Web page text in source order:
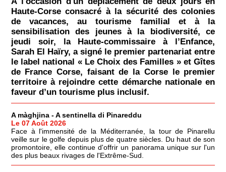
Haute-Corse consacré à la sécurité des colonies
de vacances, au tourisme familial et à la
sensibilisation des jeunes à la biodiversité, ce
jeudi soir, la Haute-commissaire à l’Enfance,
Sarah El Haïry, a signé le premier partenariat entre
le label national « Le Choix des Familles » et Gîtes
de France Corse, faisant de la Corse le premier
territoire à rejoindre cette démarche nationale en
faveur d’un tourisme plus inclusif.
A màghjina - A sentinella di Pinareddu
Le 07 Août 2026
Face à l'immensité de la Méditerranée, la tour de Pinarellu
veille sur le golfe depuis plus de quatre siècles. Du haut de son
promontoire, elle continue d'offrir un panorama unique sur l'un
des plus beaux rivages de l'Extrême-Sud.